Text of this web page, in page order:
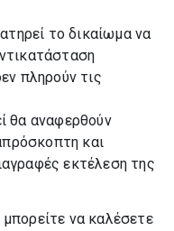
το δικαίωμα να
πληρούν τις
θα αναφερθούν
και
εκτέλεση της
να καλέσετε